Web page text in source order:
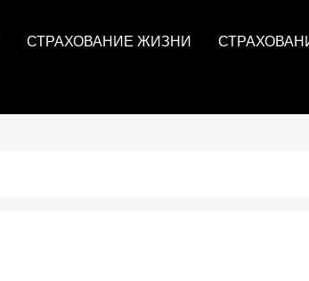
СТРАХОВАНИЕ ЖИЗНИ